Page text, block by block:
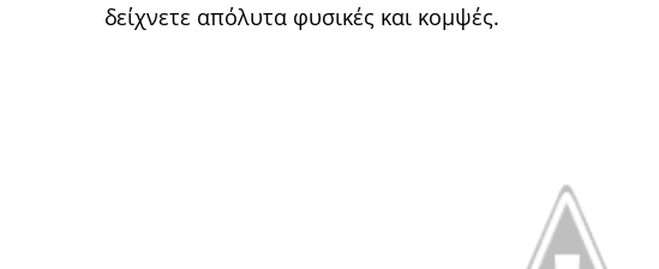
δείχνετε απόλυτα φυσικές και κομψές.